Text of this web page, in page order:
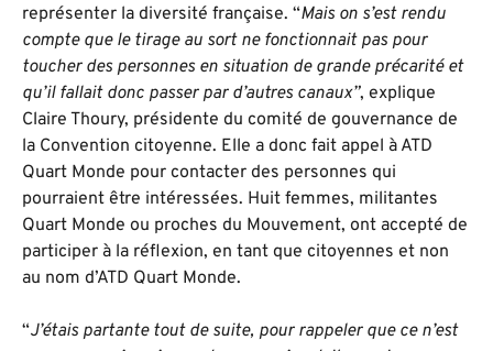
représenter la diversité française. “Mais on s’est rendu
compte que le tirage au sort ne fonctionnait pas pour
toucher des personnes en situation de grande précarité et
qu’il fallait donc passer par d’autres canaux”, explique
Claire Thoury, présidente du comité de gouvernance de
la Convention citoyenne. Elle a donc fait appel à ATD
Quart Monde pour contacter des personnes qui
pourraient être intéressées. Huit femmes, militantes
Quart Monde ou proches du Mouvement, ont accepté de
participer à la réflexion, en tant que citoyennes et non
au nom d’ATD Quart Monde.
“J’étais partante tout de suite, pour rappeler que ce n’est